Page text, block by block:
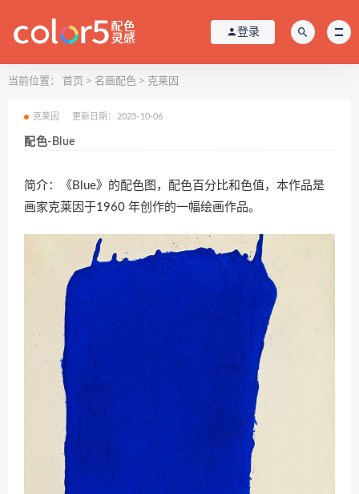
登录
当前位置： 首页 > 名画配色 > 克莱因
克莱因 更新日期：2023-10-06
配色-Blue
简介：《Blue》的配色图，配色百分比和色值，本作品是
画家克莱因于1960 年创作的一幅绘画作品。